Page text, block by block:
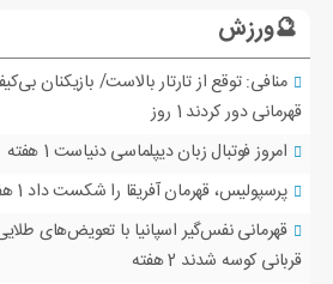
🔮ورزش
منافی: توقع از تارتار بالاست/ بازیکنان
قهرمانی دور کردند 1 روز
امروز فوتبال زبان دیپلماسی دنیاست 1 هفته
پرسپولیس، قهرمان آفریقا را شکست داد 1 هفته
قهرمانی نفس‌گیر اسپانیا با تعویض‌های
قربانی کوسه شدند 2 هفته